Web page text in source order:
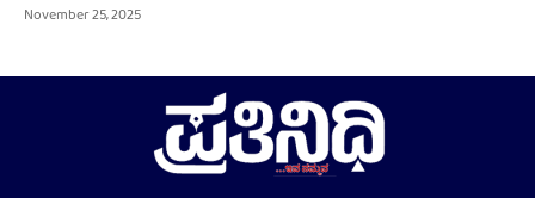
November 25, 2025